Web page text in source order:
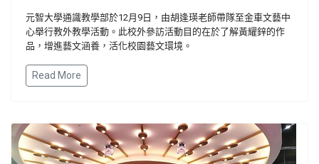
元智大學通識教學部於12月9日，由胡逢瑛老師帶隊至金車文藝中
心舉行教外教學活動。此校外參訪活動目的在於了解黃耀鋅的作
品，增進藝文涵養，活化校園藝文環境。
Read More